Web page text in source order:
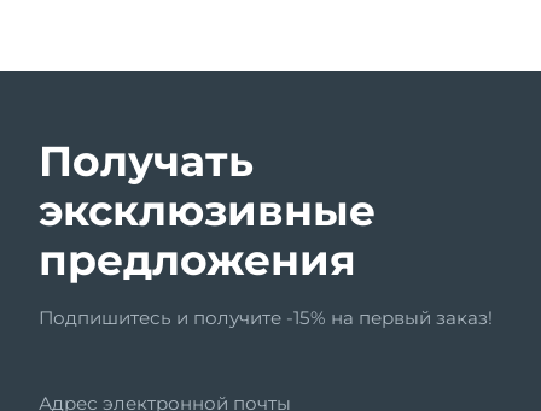
Получать
эксклюзивные
предложения
Подпишитесь и получите -15% на первый заказ!
Адрес электронной почты